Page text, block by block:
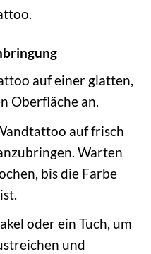
auf einer glatten,
Oberfläche an.
auf frisch
Warten
bis die Farbe
oder ein Tuch, um
und